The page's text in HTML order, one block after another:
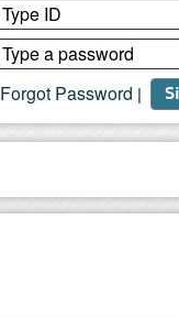
|
Forgot Password